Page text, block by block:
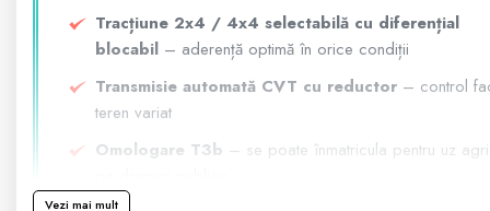
SCUTERE
ATV COPII
MOTO COPII
Tracțiune 2x4 / 4x4 selectabilă cu diferențial
blocabil – aderență optimă în orice condiții
Transmisie automată CVT cu reductor – control
teren variat
Omologare T3b – se poate înmatricula pentru uz
Vezi mai mult